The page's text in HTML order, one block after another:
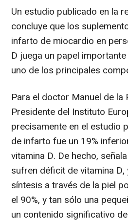
Un estudio publicado en la
concluye que los
infarto de miocardio en
D juega un papel
uno de los principales
Para el doctor Manuel de
Presidente del Instituto
precisamente en el estudio
de infarto fue un 19%
vitamina D. De hecho,
sufren déficit de vitamina
síntesis a través de la piel
el 90%, y tan sólo una
un contenido significativo